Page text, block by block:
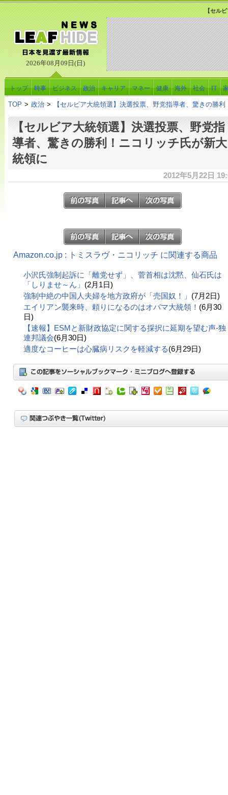
2026年08月09日(日)
【セルビ
トップ 時事 ビジネス 政治 キャリア マネー 健康 海外 社会 IT
TOP > 政治 > 【セルビア大統領選】決選投票、野党指導者、驚きの勝
【セルビア大統領選】決選投票、野党指
導者、驚きの勝利！ニコリッチ氏が新大
統領に
2012年5月22日
Amazon.co.jp : トミスラヴ・ニコリッチ に関連する商品
小沢氏強制起訴に「離党せず」、菅首相は沈黙、仙石氏は
「しりませ～ん」 (2月1日)
強制中絶の中国人夫婦を地方政府が「売国奴！」 (7月2日)
エイリアン襲来時、頼りになるのはオバマ大統領！ (6月30
日)
【速報】ESMと新財政協定に関する採択に延期を望む声-独
連邦議会(6月30日)
適度なコーヒーは心臓病リスクを軽減する(6月29日)